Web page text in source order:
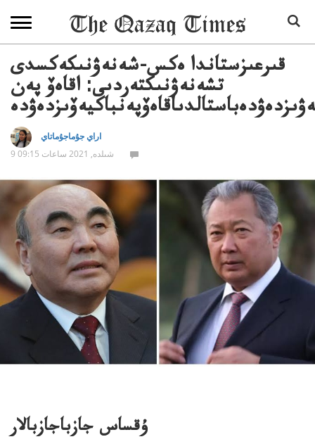
قىرعىزستاندا ەكس-شەنەۋنىكەكسدى
تشەنەۋنىكتەردىى: اقاەۆ پەن
اراي جۇماجۇماتاي
9 شىلدە, 2021 ساعات 09:15
ۇقساس جازباجازبالار